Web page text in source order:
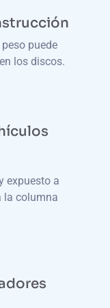
puede
los discos.
expuesto a
la columna